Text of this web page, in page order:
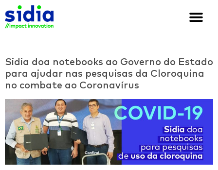
Sidia doa notebooks ao Governo do Estado
para ajudar nas pesquisas da Cloroquina
no combate ao Coronavírus